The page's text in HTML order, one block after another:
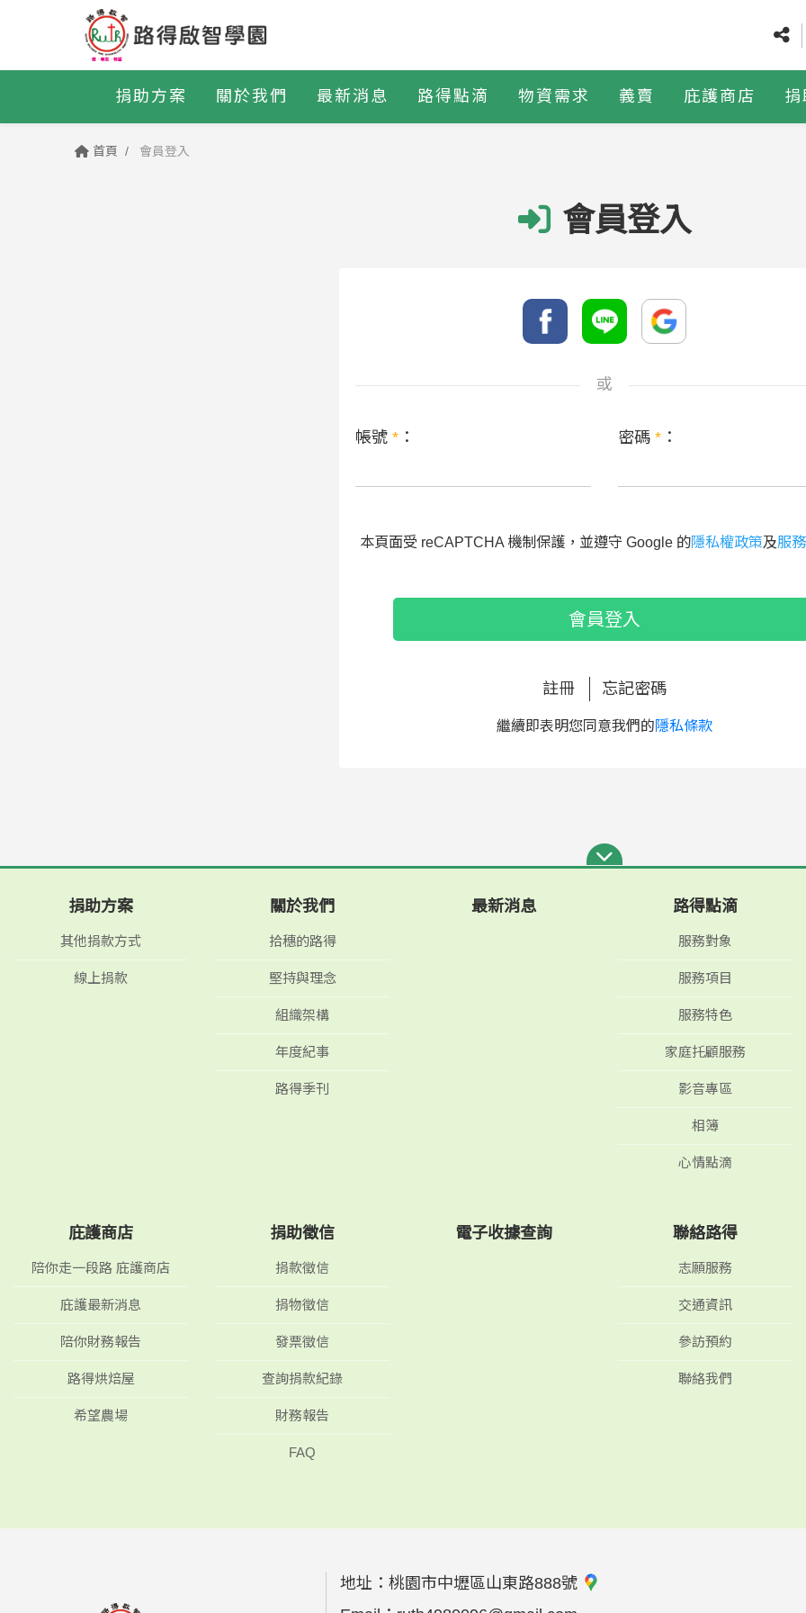
捐助方案 關於我們 最新消息 路得點滴 物資需求 義賣 庇護商店
首頁 會員登入
會員登入
或
帳號 * ： 密碼 * ：
本頁面受 reCAPTCHA 機制保護，並遵守 Google 的隱私權政策及服
會員登入
註冊 忘記密碼
繼續即表明您同意我們的隱私條款
捐助方案
其他捐款方式
線上捐款
關於我們
拾穗的路得
堅持與理念
組織架構
年度紀事
路得季刊
最新消息 路得點滴
服務對象
服務項目
服務特色
家庭托顧服務
影音專區
相簿
心情點滴
庇護商店
陪你走一段路 庇護商店
庇護最新消息
陪你財務報告
路得烘焙屋
希望農場
捐助徵信
捐款徵信
捐物徵信
發票徵信
查詢捐款紀錄
財務報告
FAQ
電子收據查詢 聯絡路得
志願服務
交通資訊
參訪預約
聯絡我們
地址： 桃園市中壢區山東路888號